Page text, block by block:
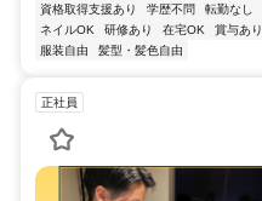
資格取得支援あり
学歴不問 転勤なし
ネイルOK
研修あり 在宅OK 賞与あり
服装自由
髪型・髪色自由
正社員